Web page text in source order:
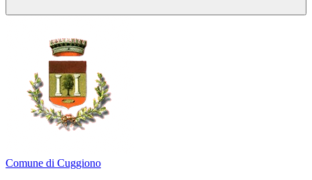
Comune di Cuggiono